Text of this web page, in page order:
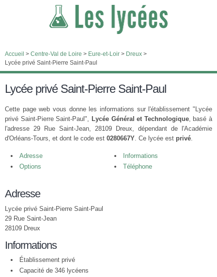
Accueil > Centre-Val de Loire > Eure-et-Loir > Dreux >
Lycée privé Saint-Pierre Saint-Paul
Lycée privé Saint-Pierre Saint-Paul
Cette page web vous donne les informations sur l'établissement "Lycée
privé Saint-Pierre Saint-Paul", Lycée Général et Technologique, basé à
l'adresse 29 Rue Saint-Jean, 28109 Dreux, dépendant de l'Académie
d'Orléans-Tours, et dont le code est 0280667Y. Ce lycée est privé.
Adresse
Informations
Options
Téléphone
Adresse
Lycée privé Saint-Pierre Saint-Paul
29 Rue Saint-Jean
28109 Dreux
Informations
Établissement privé
Capacité de 346 lycéens